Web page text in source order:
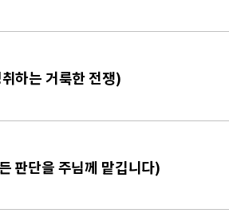
하는 거룩한 전쟁)
판단을 주님께 맡깁니다)